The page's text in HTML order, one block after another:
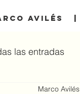
AVILÉS |
las entradas
Marco Avilés